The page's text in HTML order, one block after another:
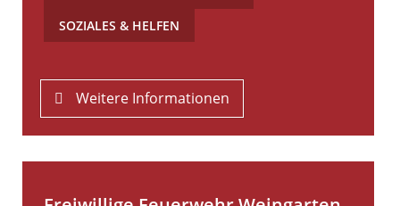
SOZIALES & HELFEN
Weitere Informationen